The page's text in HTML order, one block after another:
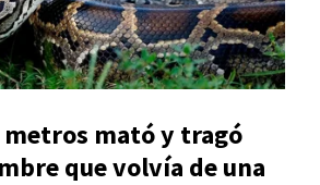
metros mató y tragó
que volvía de una